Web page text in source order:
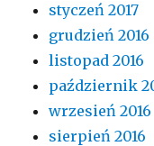
styczeń 2017
grudzień 2016
listopad 2016
październik
wrzesień 2016
sierpień 2016